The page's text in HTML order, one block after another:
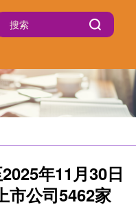
年11月30日
市公司5462家